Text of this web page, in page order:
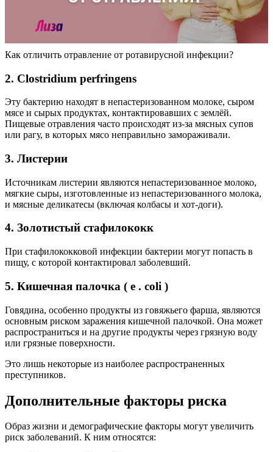
Как отличить отравление от ротавирусной инфекции?
2. Clostridium perfringens
Эту бактерию находят в непастеризованном молоке, сыром
мясе и сырых продуктах, контактировавших с землёй.
Пищевые отравления часто происходят из-за мясных супов
или рагу, в которых мясо неправильно замораживали.
3. Листерии
Источникам листерии являются непастеризованное молоко,
мягкие сыры, изготовленные из непастеризованного молока,
и мясные деликатесы (включая колбасы и хот-доги).
4. Золотистый стафилококк
При стафилококковой инфекции бактерии могут попасть в
пищу, с которой контактировал заболевший.
5. Кишечная палочка ( e . coli )
Говядина, особенно продукты из говяжьего фарша, являются
основным риском заражения кишечной палочкой. Она может
распространиться и на другие продукты через грязную воду
или грязные поверхности.
Это лишь некоторые из наиболее распространенных
преступников.
Дополнительные факторы риска
Образ жизни и демографические факторы могут увеличить
риск заболеваний. К ним относятся: